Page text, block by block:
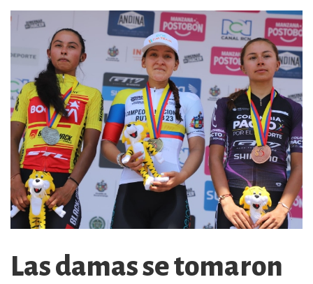
Las damas se tomaron